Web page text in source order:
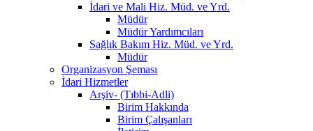
İdari ve Mali Hiz. Müd. ve Yrd.
Müdür
Müdür Yardımcıları
Sağlık Bakım Hiz. Müd. ve Yrd.
Müdür
Organizasyon Şeması
İdari Hizmetler
Arşiv- (Tıbbi-Adli)
Birim Hakkında
Birim Çalışanları